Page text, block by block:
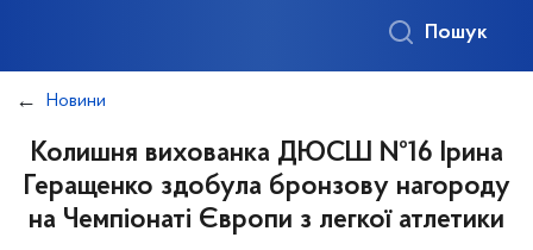
Пошук
Новини
Колишня вихованка ДЮСШ №16 Ірина
Геращенко здобула бронзову нагороду
на Чемпіонаті Європи з легкої атлетики